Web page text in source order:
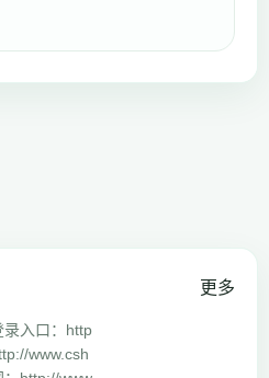
更多
录入口：http
www.csh